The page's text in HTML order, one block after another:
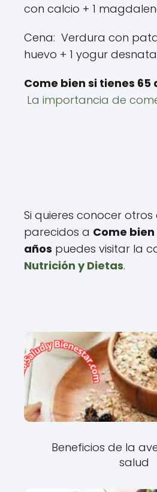
con calcio + 1
Cena: Verdura con
huevo + 1 yogur
Come bien si tienes 65
La importancia de
Si quieres conocer
parecidos a Come
años puedes visitar la
Nutrición y Dietas.
Beneficios de la
salud